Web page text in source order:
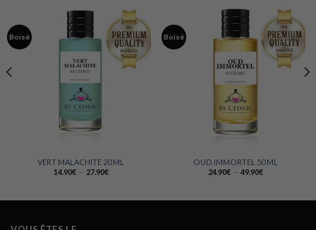
Boisé
VERT MALACHITE 20 ML
14.90€ – 27.90€Plage
de
à
Boisé
OUD IMMORTEL 50 ML
24.90€ – 49.90€Plage
de
à